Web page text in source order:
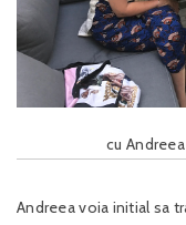
cu
Andreea voia initial sa